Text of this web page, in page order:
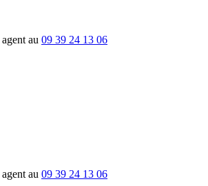
au 09 39 24 13 06
au 09 39 24 13 06